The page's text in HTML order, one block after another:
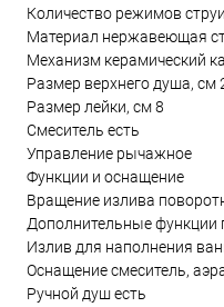
Количество режимов
Материал нержавеющая
Механизм керамический
Размер верхнего душа, см
Размер лейки, см 8
Смеситель есть
Управление рычажное
Функции и оснащение
Вращение излива
Дополнительные функции
Излив для наполнения
Оснащение смеситель,
Ручной душ есть